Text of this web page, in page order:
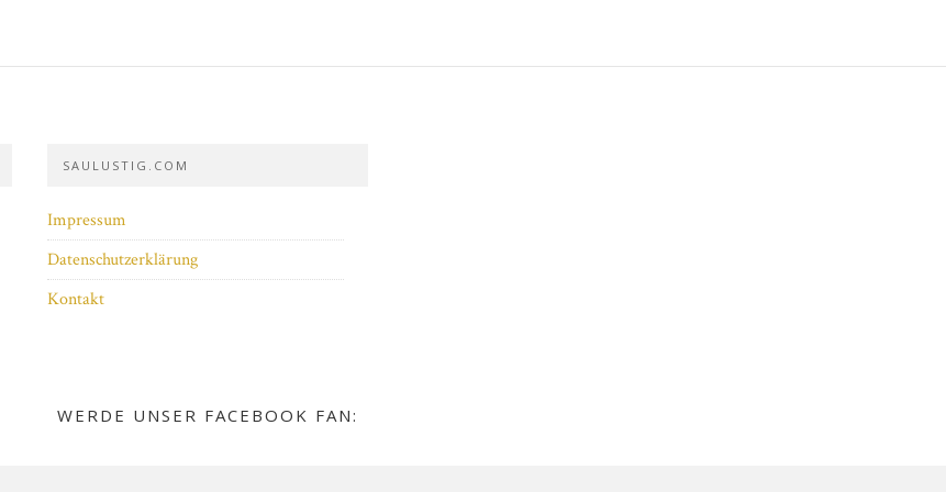
SAULUSTIG.COM
Impressum
Datenschutzerklärung
Kontakt
WERDE UNSER FACEBOOK FAN: